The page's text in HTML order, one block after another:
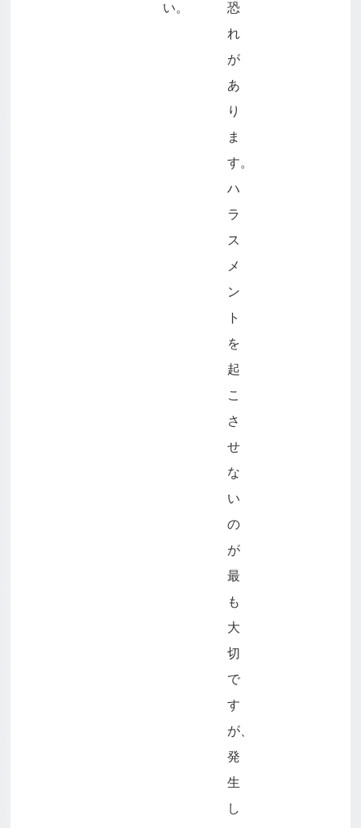
い。
恐
れ
が
あ
り
ま
す。
ハ
ラ
ス
メ
ン
ト
を
起
こ
さ
せ
な
い
の
が
最
も
大
切
で
す
が、
発
生
し